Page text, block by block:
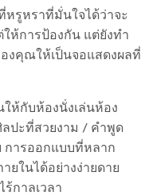
หรูหราที่มั่นใจได้ว่าจะ
ให้การป้องกัน แต่ยังทำ
งคุณให้เป็นจอแสดงผลที่
ห้กับห้องนั่งเล่นห้อง
ปะที่สวยงาม / คำพูด
การออกแบบที่หลาก
ยในได้อย่างง่ายดาย
กาลเวลา